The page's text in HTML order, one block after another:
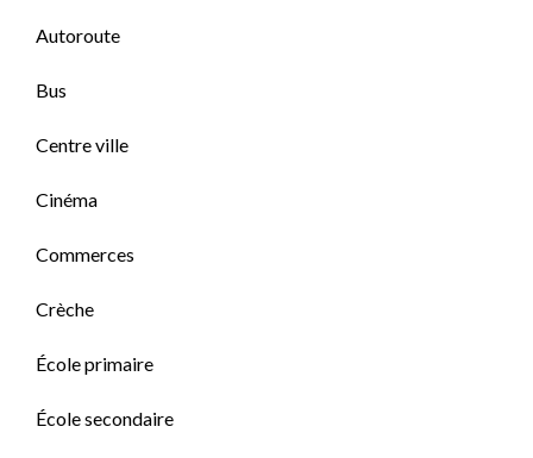
Autoroute
Bus
Centre ville
Cinéma
Commerces
Crèche
École primaire
École secondaire